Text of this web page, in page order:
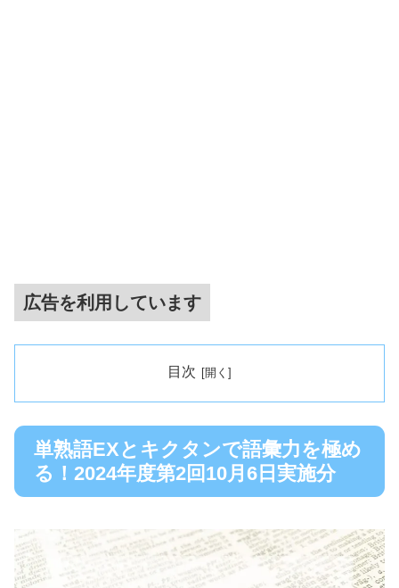
広告を利用しています
目次
単熟語EXとキクタンで語彙力を極め
る！2024年度第2回10月6日実施分